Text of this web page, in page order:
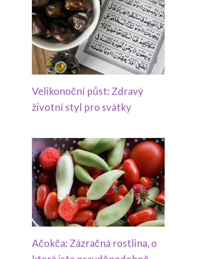
Velikonoční půst: Zdravý
životní styl pro svátky
Ačokča: Zázračná rostlina, o